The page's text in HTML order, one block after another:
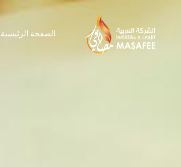
الصفحة الرئيسية